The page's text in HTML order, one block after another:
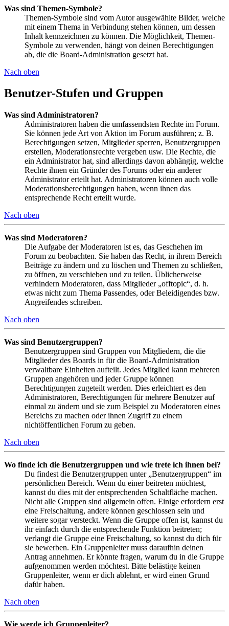
Was sind Themen-Symbole?
Themen-Symbole sind vom Autor ausgewählte Bilder, welche
mit einem Thema in Verbindung stehen können, um dessen
Inhalt kennzeichnen zu können. Die Möglichkeit, Themen-
Symbole zu verwenden, hängt von deinen Berechtigungen
ab, die die Board-Administration gesetzt hat.
Nach oben
Benutzer-Stufen und Gruppen
Was sind Administratoren?
Administratoren haben die umfassendsten Rechte im Forum.
Sie können jede Art von Aktion im Forum ausführen; z. B.
Berechtigungen setzen, Mitglieder sperren, Benutzergruppen
erstellen, Moderationsrechte vergeben usw. Die Rechte, die
ein Administrator hat, sind allerdings davon abhängig, welche
Rechte ihnen ein Gründer des Forums oder ein anderer
Administrator erteilt hat. Administratoren können auch volle
Moderationsberechtigungen haben, wenn ihnen das
entsprechende Recht erteilt wurde.
Nach oben
Was sind Moderatoren?
Die Aufgabe der Moderatoren ist es, das Geschehen im
Forum zu beobachten. Sie haben das Recht, in ihrem Bereich
Beiträge zu ändern und zu löschen und Themen zu schließen,
zu öffnen, zu verschieben und zu teilen. Üblicherweise
verhindern Moderatoren, dass Mitglieder „offtopic“, d. h.
etwas nicht zum Thema Passendes, oder Beleidigendes bzw.
Angreifendes schreiben.
Nach oben
Was sind Benutzergruppen?
Benutzergruppen sind Gruppen von Mitgliedern, die die
Mitglieder des Boards in für die Board-Administration
verwaltbare Einheiten aufteilt. Jedes Mitglied kann mehreren
Gruppen angehören und jeder Gruppe können
Berechtigungen zugeteilt werden. Dies erleichtert es den
Administratoren, Berechtigungen für mehrere Benutzer auf
einmal zu ändern und sie zum Beispiel zu Moderatoren eines
Bereichs zu machen oder ihnen Zugriff zu einem
nichtöffentlichen Forum zu geben.
Nach oben
Wo finde ich die Benutzergruppen und wie trete ich ihnen bei?
Du findest die Benutzergruppen unter „Benutzergruppen“ im
persönlichen Bereich. Wenn du einer beitreten möchtest,
kannst du dies mit der entsprechenden Schaltfläche machen.
Nicht alle Gruppen sind allgemein offen. Einige erfordern erst
eine Freischaltung, andere können geschlossen sein und
weitere sogar versteckt. Wenn die Gruppe offen ist, kannst du
ihr einfach durch die entsprechende Funktion beitreten;
verlangt die Gruppe eine Freischaltung, so kannst du dich für
sie bewerben. Ein Gruppenleiter muss daraufhin deinen
Antrag annehmen. Er könnte fragen, warum du in die Gruppe
aufgenommen werden möchtest. Bitte belästige keinen
Gruppenleiter, wenn er dich ablehnt, er wird einen Grund
dafür haben.
Nach oben